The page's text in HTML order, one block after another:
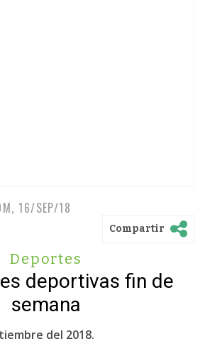
16/SEP/18
Compartir
Deportes
deportivas fin de
semana
del 2018.